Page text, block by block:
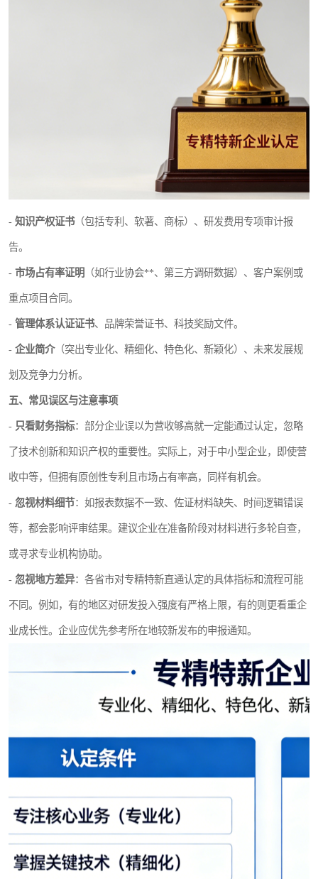
- 知识产权证书 （包括专利、软著、商标）、研发费用专项审计报
告。
- 市场占有率证明 （如行业协会**、第三方调研数据）、客户案例或
重点项目合同。
- 管理体系认证证书、品牌荣誉证书、科技奖励文件。
- 企业简介（突出专业化、精细化、特色化、新颖化）、未来发展规
划及竞争力分析。
五、常见误区与注意事项
- 只看财务指标：部分企业误以为营收够高就一定能通过认定，忽略
了技术创新和知识产权的重要性。实际上，对于中小型企业，即使营
收中等，但拥有原创性专利且市场占有率高，同样有机会。
- 忽视材料细节：如报表数据不一致、佐证材料缺失、时间逻辑错误
等，都会影响评审结果。建议企业在准备阶段对材料进行多轮自查，
或寻求专业机构协助。
- 忽视地方差异：各省市对专精特新直通认定的具体指标和流程可能
不同。例如，有的地区对研发投入强度有严格上限，有的则更看重企
业成长性。企业应优先参考所在地较新发布的申报通知。